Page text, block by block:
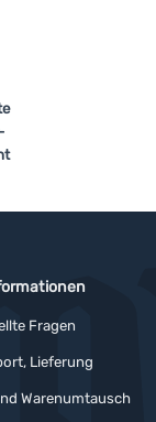
Fragen
Lieferung
Warenumtausch